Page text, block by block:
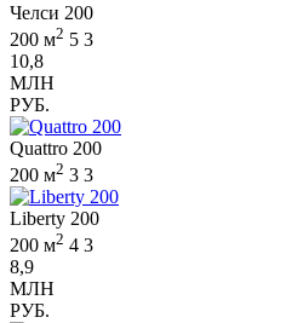
Челси 200
200 м2 5 3
10,8
МЛН
РУБ.
Quattro 200
200 м2 3 3
Liberty 200
200 м2 4 3
8,9
МЛН
РУБ.